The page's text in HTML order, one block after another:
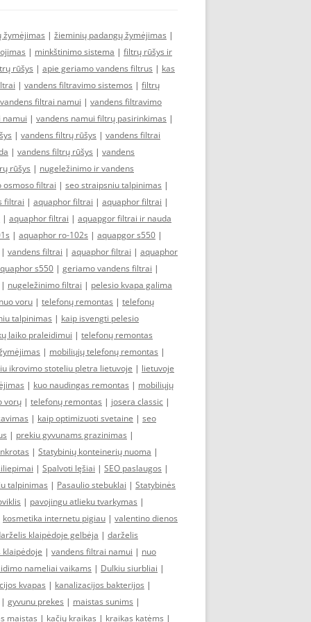
žymėjimas | žieminių padangų žymėjimas |
| minkštinimo sistema | filtrų rūšys ir
rūšys | apie geriamo vandens filtrus | kas
| vandens filtravimo sistemos | filtrų
filtrai namui | vandens filtravimo
namui | vandens namui filtrų pasirinkimas |
| vandens filtrų rūšys | vandens filtrai
| vandens filtrų rūšys | vandens
rūšys | nugeležinimo ir vandens
osmoso filtrai | seo straipsniu talpinimas |
filtrai | aquaphor filtrai | aquaphor filtrai |
| aquaphor filtrai | aquapgor filtrai ir nauda
| aquaphor ro-102s | aquapgor s550 |
| vandens filtrai | aquaphor filtrai | aquaphor
s550 | geriamo vandens filtrai |
| nugeležinimo filtrai | pelesio kvapa galima
voru | telefonų remontas | telefonų
talpinimas | kaip isvengti pelesio
laiko praleidimui | telefonų remontas
| mobiliųjų telefonų remontas |
ikrovimo stoteliu pletra lietuvoje | lietuvoje
| kuo naudingas remontas | mobiliųjų
vorų | telefonų remontas | josera classic |
| kaip optimizuoti svetaine | seo
| prekiu gyvunams grazinimas |
| Statybinių konteinerių nuoma |
| Spalvoti lęšiai | SEO paslaugos |
talpinimas | Pasaulio stebuklai | Statybinės
| pavojingu atlieku tvarkymas |
kosmetika internetu pigiau | valentino dienos
klaipėdoje gelbėja | darželis
klaipėdoje | vandens filtrai namui | nuo
nameliai vaikams | Dulkiu siurbliai |
kvapas | kanalizacijos bakterijos |
| gyvunu prekes | maistas sunims |
maistas | kačių kraikas | kraikas katėms |